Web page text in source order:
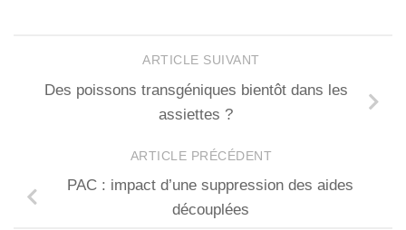
ARTICLE SUIVANT
Des poissons transgéniques bientôt dans les
assiettes ?
ARTICLE PRÉCÉDENT
PAC : impact d’une suppression des aides
découplées